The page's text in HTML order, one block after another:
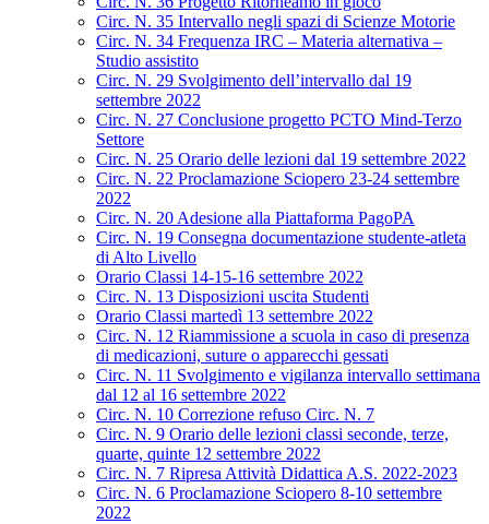
Circ. N. 35 Intervallo negli spazi di Scienze Motorie
Circ. N. 34 Frequenza IRC – Materia alternativa –
Studio assistito
Circ. N. 29 Svolgimento dell’intervallo dal 19
settembre 2022
Circ. N. 27 Conclusione progetto PCTO Mind-Terzo
Settore
Circ. N. 25 Orario delle lezioni dal 19 settembre 2022
Circ. N. 22 Proclamazione Sciopero 23-24 settembre
2022
Circ. N. 20 Adesione alla Piattaforma PagoPA
Circ. N. 19 Consegna documentazione studente-atleta
di Alto Livello
Orario Classi 14-15-16 settembre 2022
Circ. N. 13 Disposizioni uscita Studenti
Orario Classi martedì 13 settembre 2022
Circ. N. 12 Riammissione a scuola in caso di presenza
di medicazioni, suture o apparecchi gessati
Circ. N. 11 Svolgimento e vigilanza intervallo settimana
dal 12 al 16 settembre 2022
Circ. N. 10 Correzione refuso Circ. N. 7
Circ. N. 9 Orario delle lezioni classi seconde, terze,
quarte, quinte 12 settembre 2022
Circ. N. 7 Ripresa Attività Didattica A.S. 2022-2023
Circ. N. 6 Proclamazione Sciopero 8-10 settembre
2022